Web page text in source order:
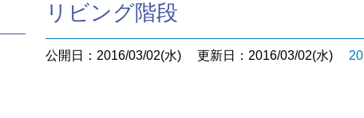
リビング階段
公開日：2016/03/02(水) 更新日：2016/03/02(水)